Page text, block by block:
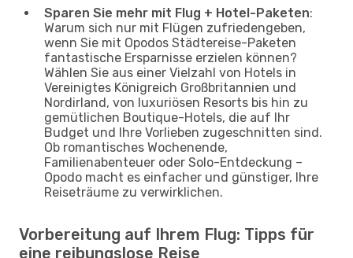
Sparen Sie mehr mit Flug + Hotel-Paketen:
Warum sich nur mit Flügen zufriedengeben,
wenn Sie mit Opodos Städtereise-Paketen
fantastische Ersparnisse erzielen können?
Wählen Sie aus einer Vielzahl von Hotels in
Vereinigtes Königreich Großbritannien und
Nordirland, von luxuriösen Resorts bis hin zu
gemütlichen Boutique-Hotels, die auf Ihr
Budget und Ihre Vorlieben zugeschnitten sind.
Ob romantisches Wochenende,
Familienabenteuer oder Solo-Entdeckung –
Opodo macht es einfacher und günstiger, Ihre
Reiseträume zu verwirklichen.
Vorbereitung auf Ihrem Flug: Tipps für
eine reibungslose Reise